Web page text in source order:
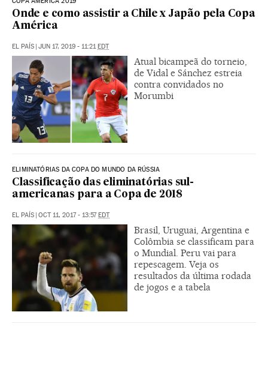
Onde e como assistir a Chile x Japão pela Copa
América
EL PAÍS | JUN 17, 2019 - 11:21EDT
Atual bicampeã do torneio,
de Vidal e Sánchez estreia
contra convidados no
Morumbi
ELIMINATÓRIAS DA COPA DO MUNDO DA RÚSSIA
Classificação das eliminatórias sul-
americanas para a Copa de 2018
EL PAÍS | OCT 11, 2017 - 13:57EDT
Brasil, Uruguai, Argentina e
Colômbia se classificam para
o Mundial. Peru vai para
repescagem. Veja os
resultados da última rodada
de jogos e a tabela